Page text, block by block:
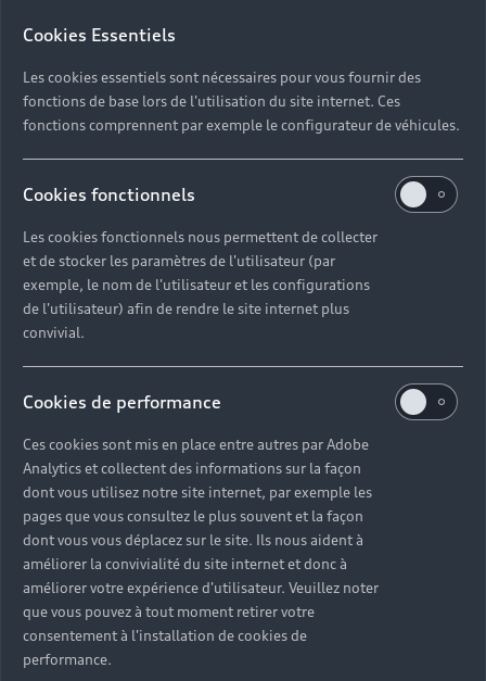
Cookies Essentiels
Les cookies essentiels sont nécessaires pour vous fournir des
fonctions de base lors de l'utilisation du site internet. Ces
fonctions comprennent par exemple le configurateur de véhicules.
Cookies fonctionnels
Les cookies fonctionnels nous permettent de collecter
et de stocker les paramètres de l'utilisateur (par
exemple, le nom de l'utilisateur et les configurations
de l'utilisateur) afin de rendre le site internet plus
convivial.
Cookies de performance
Ces cookies sont mis en place entre autres par Adobe
Analytics et collectent des informations sur la façon
dont vous utilisez notre site internet, par exemple les
pages que vous consultez le plus souvent et la façon
dont vous vous déplacez sur le site. Ils nous aident à
améliorer la convivialité du site internet et donc à
améliorer votre expérience d'utilisateur. Veuillez noter
que vous pouvez à tout moment retirer votre
consentement à l'installation de cookies de
performance.